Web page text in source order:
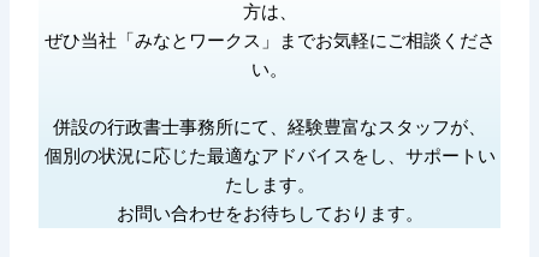
方は、
ぜひ当社「みなとワークス」までお気軽にご相談くださ
い。
併設の行政書士事務所にて、経験豊富なスタッフが、
個別の状況に応じた最適なアドバイスをし、サポートい
たします。
お問い合わせをお待ちしております。